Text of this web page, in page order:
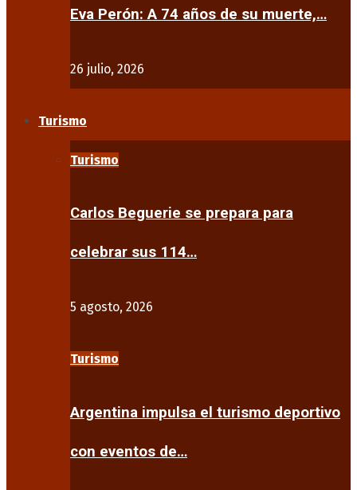
Eva Perón: A 74 años de su muerte,…
26 julio, 2026
Turismo
Turismo
Carlos Beguerie se prepara para
celebrar sus 114…
5 agosto, 2026
Turismo
Argentina impulsa el turismo deportivo
con eventos de…